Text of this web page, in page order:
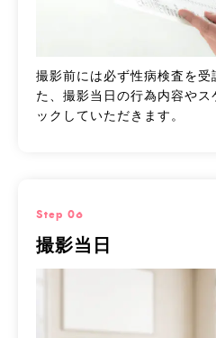
撮影前には必ず性病検査を受
た、撮影当日の行為内容やス
ックしていただきます。
Step 06
撮影当日